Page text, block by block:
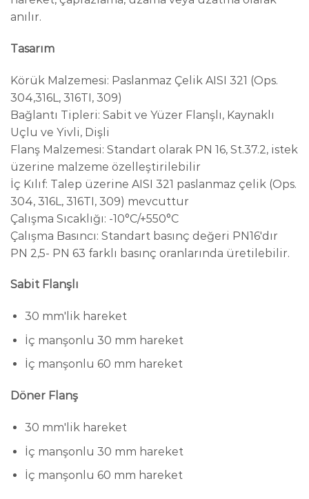
anılır.
Tasarım
Körük Malzemesi: Paslanmaz Çelik AISI 321 (Ops.
304,316L, 316TI, 309)
Bağlantı Tipleri: Sabit ve Yüzer Flanşlı, Kaynaklı
Uçlu ve Yivli, Dişli
Flanş Malzemesi: Standart olarak PN 16, St.37.2, istek
üzerine malzeme özelleştirilebilir
İç Kılıf: Talep üzerine AISI 321 paslanmaz çelik (Ops.
304, 316L, 316TI, 309) mevcuttur
Çalışma Sıcaklığı: -10°C/+550°C
Çalışma Basıncı: Standart basınç değeri PN16'dır
PN 2,5- PN 63 farklı basınç oranlarında üretilebilir.
Sabit Flanşlı
30 mm'lik hareket
İç manşonlu 30 mm hareket
İç manşonlu 60 mm hareket
Döner Flanş
30 mm'lik hareket
İç manşonlu 30 mm hareket
İç manşonlu 60 mm hareket